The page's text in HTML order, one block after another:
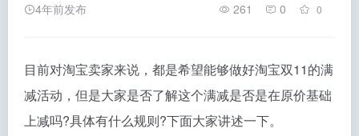
4年前发布 261 0 0
目前对淘宝卖家来说，都是希望能够做好淘宝双11的满
减活动，但是大家是否了解这个满减是否是在原价基础
上减吗?具体有什么规则?下面大家讲述一下。